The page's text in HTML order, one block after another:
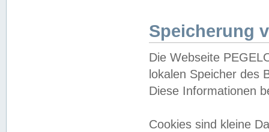
Speicherung
Die Webseite
lokalen Speicher des
Diese Informationen
Cookies sind kleine